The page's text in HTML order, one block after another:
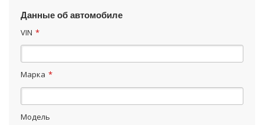
Данные об автомобиле
VIN *
Марка *
Модель